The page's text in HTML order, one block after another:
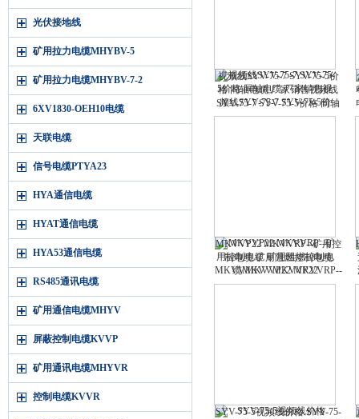
光伏接地线
矿用拉力电缆MHYBV-5
矿用拉力电缆MHYBV-7-2
6XV1830-OEH10电缆
天联电缆
信号电缆PTYA23
HYA通信电缆
HYAT通信电缆
HYA53通信电缆
RS485通讯电缆
矿用通信电缆MHYV
屏蔽控制电缆KVVP
矿用通讯电缆MHYVR
控制电缆KVVR
视频线SYV-75-7 SYV-75-5价
格 同轴电缆 厂家销售视频线
SYV-75-7 SYV-75-5价格 同轴
电缆 厂家销售
MKVVP22 MKVVRP--矿用控
制电缆 矿用阻燃控制电缆
MKVVMKVVP22 MKVVRP--
矿用控制电缆 矿用阻燃控制电
SYV-75-5视频线价格 SYV-75-